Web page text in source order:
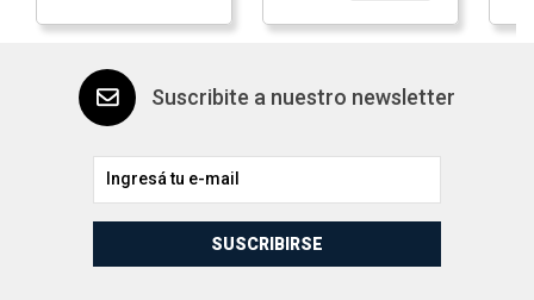
Suscribite a nuestro newsletter
SUSCRIBIRSE